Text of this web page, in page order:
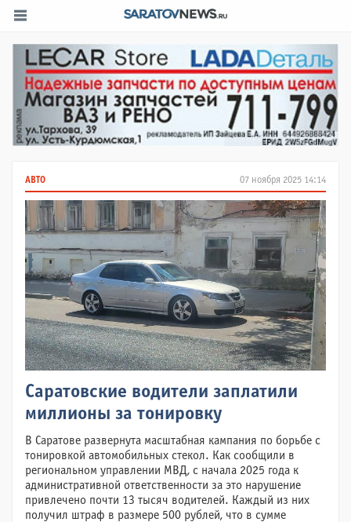
07 ноября 2025 14:14
АВТО
Саратовские водители заплатили
миллионы за тонировку
В Саратове развернута масштабная кампания по борьбе с
тонировкой автомобильных стекол. Как сообщили в
региональном управлении МВД, с начала 2025 года к
административной ответственности за это нарушение
привлечено почти 13 тысяч водителей. Каждый из них
получил штраф в размере 500 рублей, что в сумме